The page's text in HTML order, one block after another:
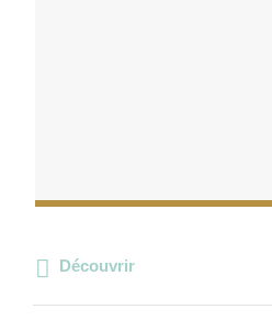
Découvrir